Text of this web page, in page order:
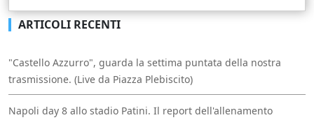
ARTICOLI RECENTI
"Castello Azzurro", guarda la settima puntata della nostra
trasmissione. (Live da Piazza Plebiscito)
Napoli day 8 allo stadio Patini. Il report dell'allenamento